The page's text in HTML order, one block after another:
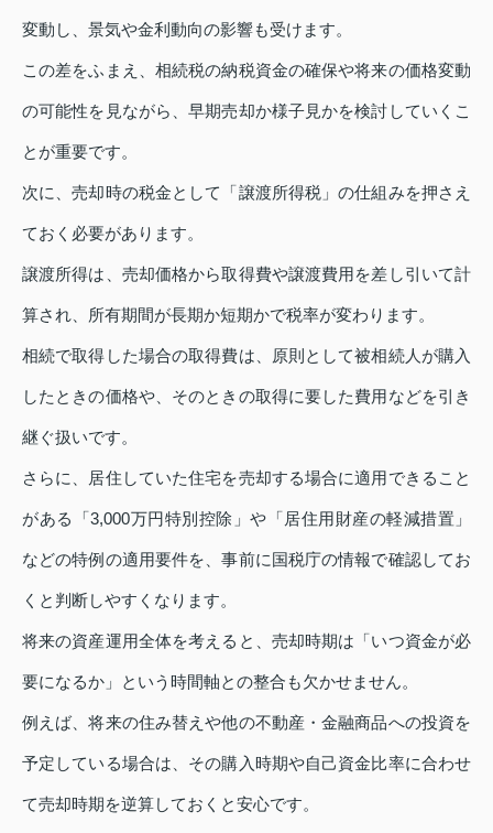
変動し、景気や金利動向の影響も受けます。
この差をふまえ、相続税の納税資金の確保や将来の価格変動
の可能性を見ながら、早期売却か様子見かを検討していくこ
とが重要です。
次に、売却時の税金として「譲渡所得税」の仕組みを押さえ
ておく必要があります。
譲渡所得は、売却価格から取得費や譲渡費用を差し引いて計
算され、所有期間が長期か短期かで税率が変わります。
相続で取得した場合の取得費は、原則として被相続人が購入
したときの価格や、そのときの取得に要した費用などを引き
継ぐ扱いです。
さらに、居住していた住宅を売却する場合に適用できること
がある「3,000万円特別控除」や「居住用財産の軽減措置」
などの特例の適用要件を、事前に国税庁の情報で確認してお
くと判断しやすくなります。
将来の資産運用全体を考えると、売却時期は「いつ資金が必
要になるか」という時間軸との整合も欠かせません。
例えば、将来の住み替えや他の不動産・金融商品への投資を
予定している場合は、その購入時期や自己資金比率に合わせ
て売却時期を逆算しておくと安心です。